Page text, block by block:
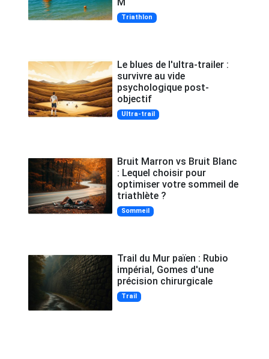
M
Triathlon
Le blues de l'ultra-trailer :
survivre au vide
psychologique post-
objectif
Ultra-trail
Bruit Marron vs Bruit Blanc
: Lequel choisir pour
optimiser votre sommeil de
triathlète ?
Sommeil
Trail du Mur païen : Rubio
impérial, Gomes d'une
précision chirurgicale
Trail